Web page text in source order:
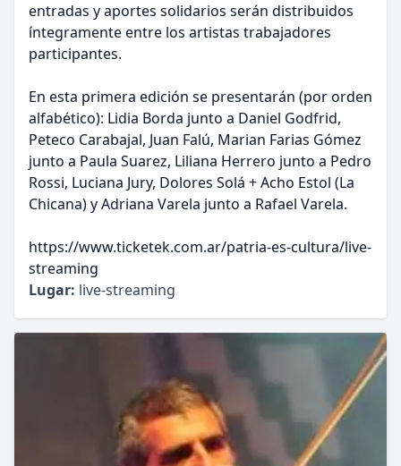
entradas y aportes solidarios serán distribuidos
íntegramente entre los artistas trabajadores
participantes.
En esta primera edición se presentarán (por orden
alfabético): Lidia Borda junto a Daniel Godfrid,
Peteco Carabajal, Juan Falú, Marian Farias Gómez
junto a Paula Suarez, Liliana Herrero junto a Pedro
Rossi, Luciana Jury, Dolores Solá + Acho Estol (La
Chicana) y Adriana Varela junto a Rafael Varela.
https://www.ticketek.com.ar/patria-es-cultura/live-
streaming
Lugar: live-streaming